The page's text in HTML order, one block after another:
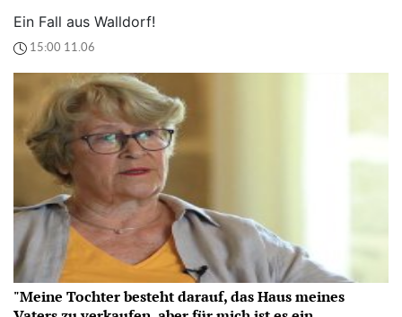
Ein Fall aus Walldorf!
15:00 11.06
"Meine Tochter besteht darauf, das Haus meines